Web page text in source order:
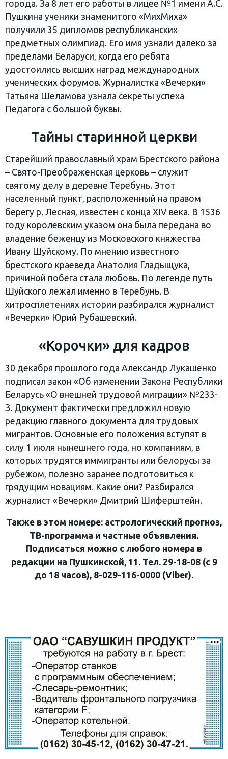
города. За 8 лет его работы в лицее №1 имени А.С.
Пушкина ученики знаменитого «МихМиха»
получили 35 дипломов республиканских
предметных олимпиад. Его имя узнали далеко за
пределами Беларуси, когда его ребята
удостоились высших наград международных
ученических форумов. Журналистка «Вечерки»
Татьяна Шеламова узнала секреты успеха
Педагога с большой буквы.
Тайны старинной церкви
Старейший православный храм Брестского района
– Свято-Преображенская церковь – служит
святому делу в деревне Теребунь. Этот
населенный пункт, расположенный на правом
берегу р. Лесная, известен с конца XIV века. В 1536
году королевским указом она была передана во
владение беженцу из Московского княжества
Ивану Шуйскому. По мнению известного
брестского краеведа Анатолия Гладыщука,
причиной побега стала любовь. По легенде путь
Шуйского лежал именно в Теребунь. В
хитросплетениях истории разбирался журналист
«Вечерки» Юрий Рубашевский.
«Корочки» для кадров
30 декабря прошлого года Александр Лукашенко
подписал закон «Об изменении Закона Республики
Беларусь «О внешней трудовой миграции» №233-
З. Документ фактически предложил новую
редакцию главного документа для трудовых
мигрантов. Основные его положения вступят в
силу 1 июля нынешнего года, но компаниям, в
которых трудятся иммигранты или белорусы за
рубежом, полезно заранее подготовиться к
грядущим новациям. Какие они? Разбирался
журналист «Вечерки» Дмитрий Шиферштейн.
Также в этом номере: астрологический прогноз,
ТВ-программа и частные объявления.
Подписаться можно с любого номера в
редакции на Пушкинской, 11. Тел. 29-18-08 (с 9
до 18 часов), 8-029-116-0000 (Viber).